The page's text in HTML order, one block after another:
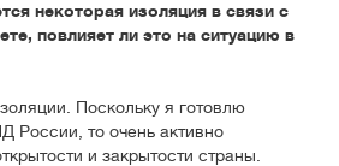
некоторая изоляция в связи с
повлияет ли это на ситуацию в
Поскольку я готовлю
России, то очень активно
и закрытости страны.